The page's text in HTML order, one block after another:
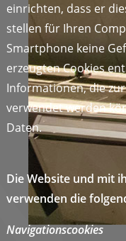
einrichten, dass er
stellen für Ihren
Smartphone keine
erzeugten Cookies
Informationen, die
verwendet werden
Daten.
Die Website und mit
verwenden die
Navigationscookies